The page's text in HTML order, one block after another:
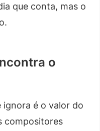
que conta, mas o
o
é o valor do
compositores